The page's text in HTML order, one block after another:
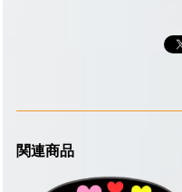
関連商品